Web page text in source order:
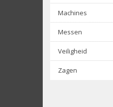
Machines
Messen
Veiligheid
Zagen